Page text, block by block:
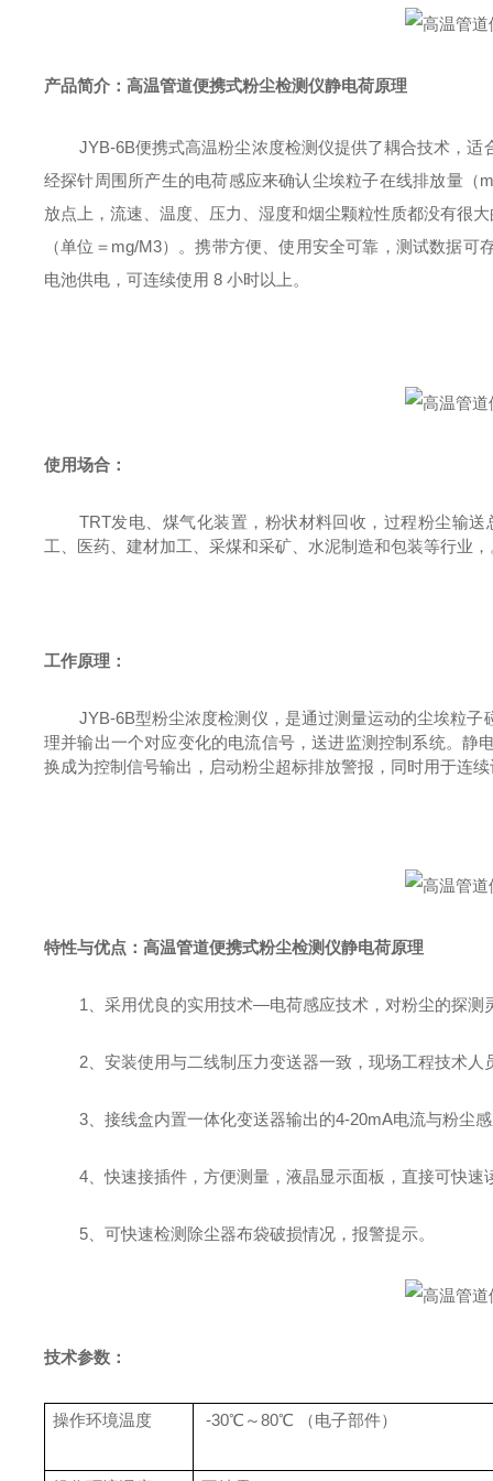
产品简介 ： 高温管道便携式粉尘检测仪静电荷原理
JYB-6B便携式高温粉尘浓度检测仪提供了耦合技术，
经探针周围所产生的电荷感应来确认尘埃粒子在线排放量
放点上，流速、温度、压力、湿度和烟尘颗粒性质都没有很
（单位＝mg/M3）。携带方便 、使用安全可靠， 测试数据可
电池供电，可连续使用 8 小时以上。
使用场合：
TRT发电、煤气化装置，粉状材料回收，过程粉尘输
工、医药、建材加工、采煤和采矿、水泥制造和包装等行业，
工作原理：
JYB-6B型粉尘浓度检测仪，是通过测量运动的尘埃粒
理并输出一个对应变化的电流信号，送进监测控制系统。静
换成为控制信号输出，启动粉尘超标排放警报，同时用于连
特性与优点： 高温管道便携式粉尘检测仪静电荷原理
1、 采用优良的实用技术—电荷感应技术，对粉尘的探测
2、安装使用与二线制压力变送器一致，现场工程技术
3、接线盒内置一体化变送器输出的4-20mA电流与粉尘
4、快速接插件，方便测量，液晶显示面板，直接可快速
5、可快速检测除尘器布袋破损情况，报警提示。
技术参数：
操作环境温度 -30℃ ～80℃ （电子部件）